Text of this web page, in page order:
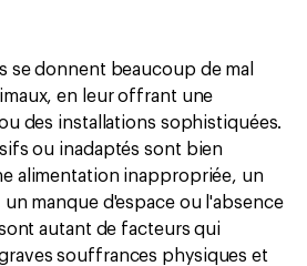
se donnent beaucoup de mal
en leur offrant une
des installations sophistiquées.
ou inadaptés sont bien
alimentation inappropriée, un
manque d'espace ou l'absence
autant de facteurs qui
souffrances physiques et